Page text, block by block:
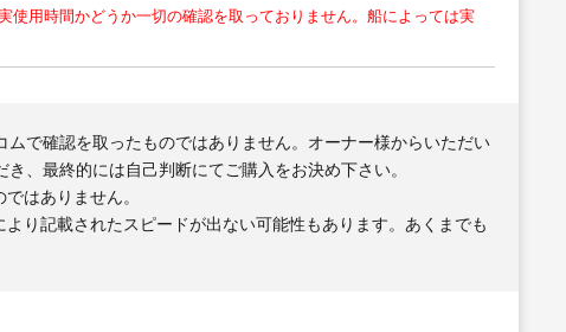
用時間かどうか一切の確認を取っておりません。船によっては実
で確認を取ったものではありません。オーナー様からいただい
、最終的には自己判断にてご購入をお決め下さい。
はありません。
り記載されたスピードが出ない可能性もあります。あくまでも